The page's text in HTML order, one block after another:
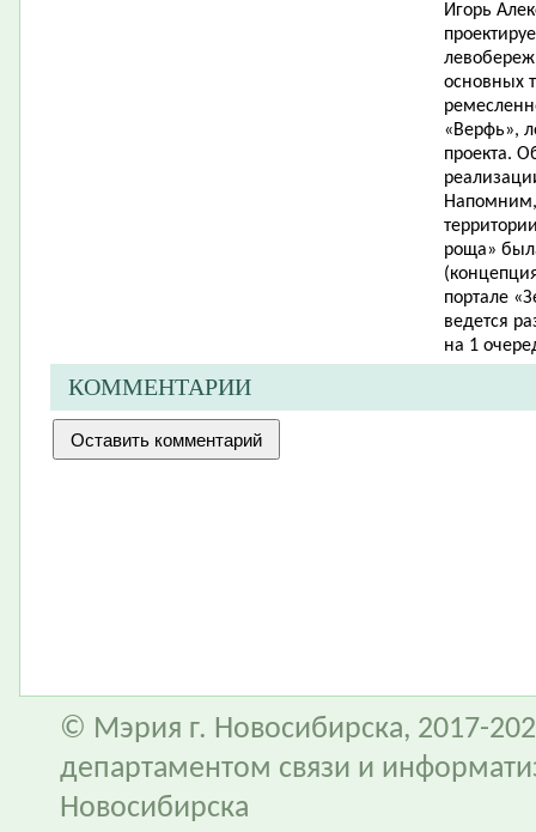
Игорь
основных
«Верфь»,
проекта.
роща»
портале
ведется
на 1
КОММЕНТАРИИ
© Мэрия г. Новосибирска, 2017-
департаментом связи и
Новосибирска